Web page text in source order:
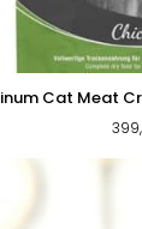
Cat Meat